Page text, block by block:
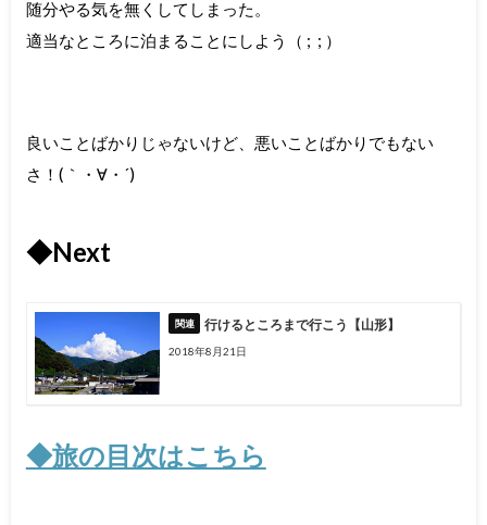
随分やる気を無くしてしまった。
適当なところに泊まることにしよう（ ; ; ）
良いことばかりじゃないけど、悪いことばかりでもない
さ！(｀・∀・´)
◆Next
行けるところまで行こう【山形】
2018年8月21日
◆旅の目次はこちら